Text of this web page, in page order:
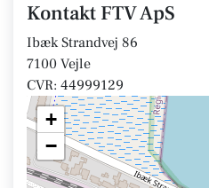
Kontakt FTV ApS
Ibæk Strandvej 86
7100 Vejle
CVR: 44999129
+
−